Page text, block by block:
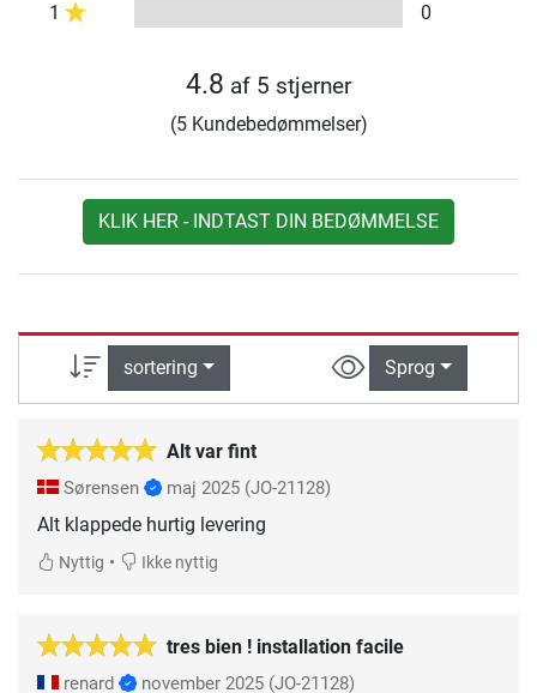
1
0
4.8 af 5 stjerner
(5 Kundebedømmelser)
KLIK HER - INDTAST DIN BEDØMMELSE
sortering Sprog
Alt var fint
Sørensen maj 2025 (JO-21128)
Alt klappede hurtig levering
Nyttig • Ikke nyttig
tres bien ! installation facile
renard november 2025 (JO-21128)